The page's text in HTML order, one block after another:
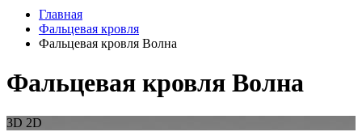
Главная
Фальцевая кровля
Фальцевая кровля Волна
Фальцевая кровля Волна
3D 2D